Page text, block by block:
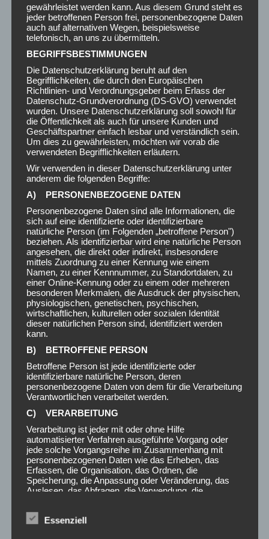
16. April 2026
Umzugsunternehmen Wien
9. April 2026
Möbeltransport Wien
19. März 2026
Kein Titel
17. Februar 2026
UNVERBINDLICHES ANGEBOT
Dein Name (Pflichtfeld)
Deine E-Mail-Adresse (Pflichtfeld)
Betreff
Deine Nachricht
gewährleistet werden kann. Aus diesem Grund steht es
jeder betroffenen Person frei, personenbezogene Daten
auch auf alternativen Wegen, beispielsweise
telefonisch, an uns zu übermitteln.
BEGRIFFSBESTIMMUNGEN
Die Datenschutzerklärung beruht auf den
Begrifflichkeiten, die durch den Europäischen
Richtlinien- und Verordnungsgeber beim Erlass der
Datenschutz-Grundverordnung (DS-GVO) verwendet
wurden. Unsere Datenschutzerklärung soll sowohl für
die Öffentlichkeit als auch für unsere Kunden und
Geschäftspartner einfach lesbar und verständlich sein.
Um dies zu gewährleisten, möchten wir vorab die
verwendeten Begrifflichkeiten erläutern.
Wir verwenden in dieser Datenschutzerklärung unter
anderem die folgenden Begriffe:
A) PERSONENBEZOGENE DATEN
Personenbezogene Daten sind alle Informationen, die
sich auf eine identifizierte oder identifizierbare
natürliche Person (im Folgenden „betroffene Person")
beziehen. Als identifizierbar wird eine natürliche Person
angesehen, die direkt oder indirekt, insbesondere
mittels Zuordnung zu einer Kennung wie einem
Namen, zu einer Kennnummer, zu Standortdaten, zu
einer Online-Kennung oder zu einem oder mehreren
besonderen Merkmalen, die Ausdruck der physischen,
physiologischen, genetischen, psychischen,
wirtschaftlichen, kulturellen oder sozialen Identität
dieser natürlichen Person sind, identifiziert werden
kann.
B) BETROFFENE PERSON
Betroffene Person ist jede identifizierte oder
identifizierbare natürliche Person, deren
personenbezogene Daten von dem für die Verarbeitung
Verantwortlichen verarbeitet werden.
C) VERARBEITUNG
Verarbeitung ist jeder mit oder ohne Hilfe
automatisierter Verfahren ausgeführte Vorgang oder
jede solche Vorgangsreihe im Zusammenhang mit
personenbezogenen Daten wie das Erheben, das
Erfassen, die Organisation, das Ordnen, die
Speicherung, die Anpassung oder Veränderung, das
Auslesen, das Abfragen, die Verwendung, die
andere Form der Bereitstellung, den Abgleich oder die
Verknüpfung, die Einschränkung, das Löschen oder die
Essenziell